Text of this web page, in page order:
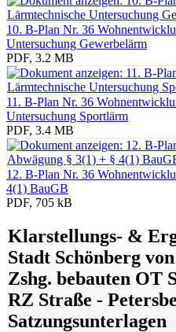
10. B-Plan Nr. 36
Untersuchung Gewerbelärm
PDF, 3.2 MB
11. B-Plan Nr. 36
Untersuchung Sportlärm
PDF, 3.4 MB
12. B-Plan Nr. 36
4(1) BauGB
PDF, 705 kB
Klarstellungs- &
Stadt Schönberg
Zshg. bebauten OT
RZ Straße -
Satzungsunterlagen